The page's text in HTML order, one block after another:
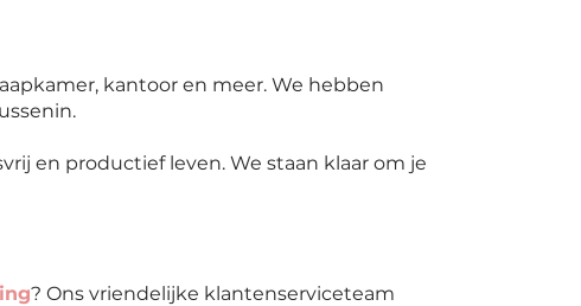
kantoor en meer. We hebben
en productief leven. We staan klaar om je
? Ons vriendelijke klantenserviceteam